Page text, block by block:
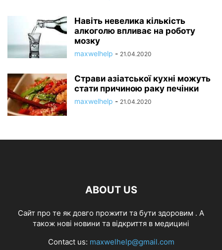
Навіть невелика кількість
алкоголю впливає на роботу
мозку
maxwelhelp - 21.04.2020
Страви азіатської кухні можуть
стати причиною раку печінки
maxwelhelp - 21.04.2020
ABOUT US
Cайт про те як довго прожити та бути здоровим . А
також нові новини та відкриття в медицині
Contact us: maxwelhelp@gmail.com